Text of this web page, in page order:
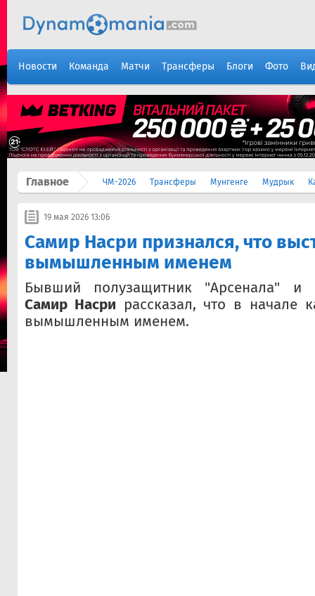
Новости Команда Матчи Трансферы Блоги Фото
Главное ЧМ-2026 Трансферы Мунгенге Мудрык
19 мая 2026 13:06
Самир Насри признался, что
вымышленным именем
Бывший полузащитник "Арсенала" и
Самир Насри рассказал, что в начале
вымышленным именем.